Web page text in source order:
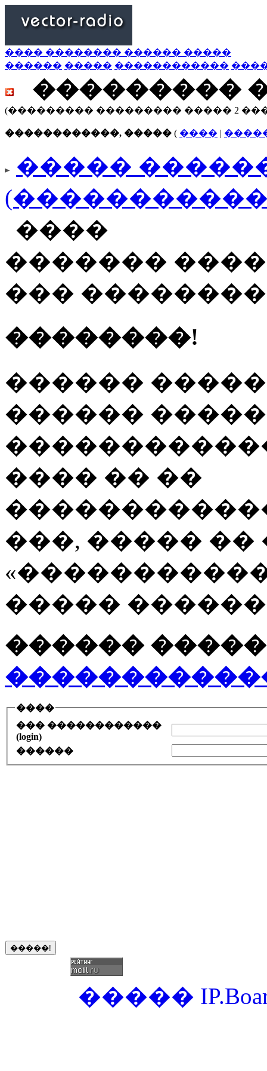
���� �������� ������ �����
������ ����� ������������
���������
(��������� ��������� ����� 2
������������, ����� ( ���� |
�����
����
�������
���
��������!
������
������
���� �� ��
���, ����� ��
�����
������
����
��� ������������
(login)
������
�����